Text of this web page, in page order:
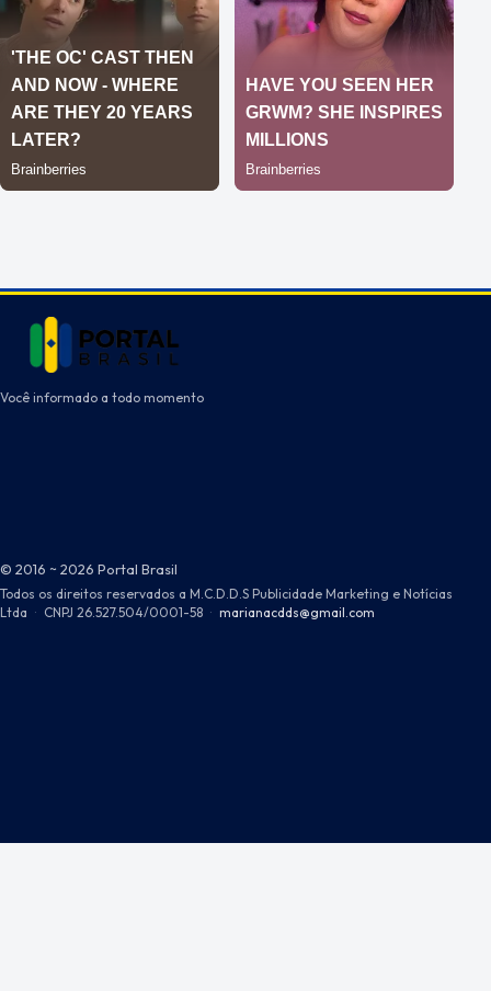
Você informado a todo momento
© 2016 ~ 2026 Portal Brasil
Todos os direitos reservados a M.C.D.D.S Publicidade Marketing e Notícias
Ltda · CNPJ 26.527.504/0001-58 · marianacdds@gmail.com